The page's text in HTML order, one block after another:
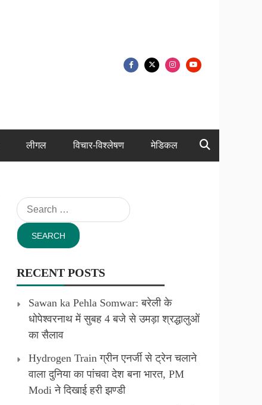
लीगल विचार-विश्लेषण मेडिकल
Search
for:
RECENT POSTS
Sawan ka Pehla Somwar: बरेली के
धोपेश्वरनाथ में सुबह 4 बजे से उमड़ा श्रद्धालुओं
का सैलाव
Hydrogen Train ग्रीन एनर्जी से ट्रेन चलाने
वाला दुनिया का पांचवा देश बना भारत, PM
Modi ने दिखाई हरी झण्डी